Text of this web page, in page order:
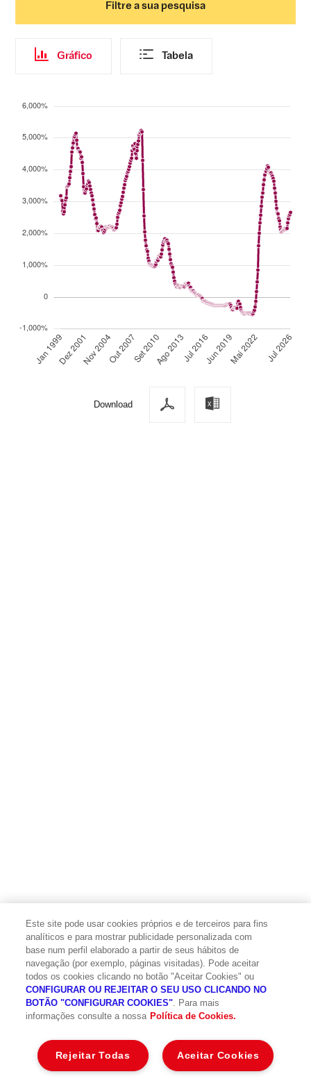
Filtre a sua pesquisa
Gráfico Tabela
Download
Aviso legal e termos de utilização
Privacidade, cookies e tratamento de dados
Governo da sociedade
Medidas de Apoio
Este site pode usar cookies próprios e de terceiros para fins
analíticos e para mostrar publicidade personalizada com
base num perfil elaborado a partir de seus hábitos de
navegação (por exemplo, páginas visitadas). Pode aceitar
todos os cookies clicando no botão "Aceitar Cookies" ou
CONFIGURAR OU REJEITAR O SEU USO CLICANDO NO
BOTÃO "CONFIGURAR COOKIES". Para mais
informações consulte a nossa Política de Cookies.
Aceitar Cookies
Rejeitar Todas